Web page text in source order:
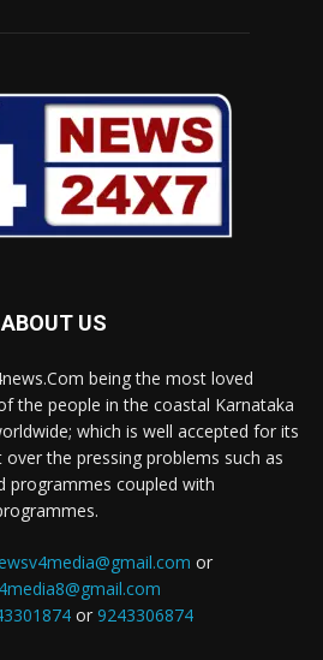
ABOUT US
being the most loved
the people in the coastal Karnataka
which is well accepted for its
the pressing problems such as
programmes coupled with
or
or 9243306874